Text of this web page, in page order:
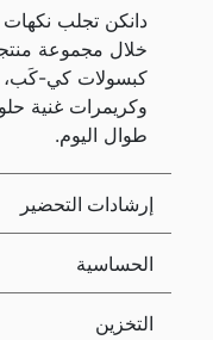
دانكن تجلب
خلال مجموعة
كبسولات كي-كَب،
وكريمرات غنية
طوال اليوم.
إرشادات التحضير
الحساسية
التخزين